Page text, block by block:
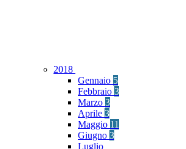
2018
Gennaio 5
Febbraio 3
Marzo 3
Aprile 3
Maggio 11
Giugno 3
Luglio